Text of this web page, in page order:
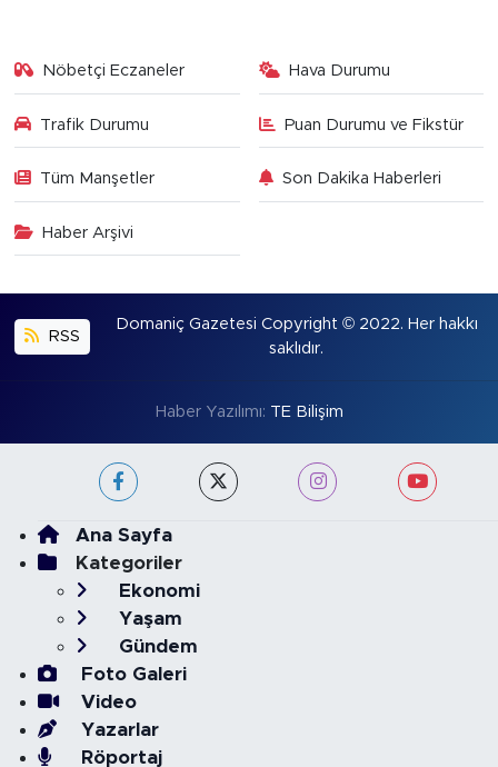
Nöbetçi Eczaneler Hava Durumu
Trafik Durumu Puan Durumu ve Fikstür
Tüm Manşetler Son Dakika Haberleri
Haber Arşivi
RSS
Domaniç Gazetesi Copyright © 2022. Her hakkı
saklıdır.
Haber Yazılımı: TE Bilişim
Ana Sayfa
Kategoriler
Ekonomi
Yaşam
Gündem
Foto Galeri
Video
Yazarlar
Röportaj